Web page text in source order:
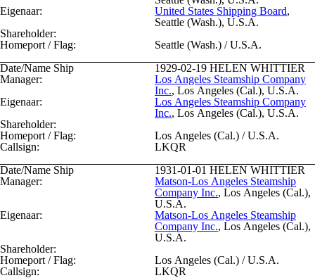
Eigenaar:
United States Shipping Board,
Seattle (Wash.), U.S.A.
Shareholder:
Homeport / Flag:
Seattle (Wash.) / U.S.A.
Date/Name Ship
1929-02-19 HELEN WHITTIER
Manager:
Los Angeles Steamship Company
Inc., Los Angeles (Cal.), U.S.A.
Eigenaar:
Los Angeles Steamship Company
Inc., Los Angeles (Cal.), U.S.A.
Shareholder:
Homeport / Flag:
Los Angeles (Cal.) / U.S.A.
Callsign:
LKQR
Date/Name Ship
1931-01-01 HELEN WHITTIER
Manager:
Matson-Los Angeles Steamship
Company Inc., Los Angeles (Cal.),
U.S.A.
Eigenaar:
Matson-Los Angeles Steamship
Company Inc., Los Angeles (Cal.),
U.S.A.
Shareholder:
Homeport / Flag:
Los Angeles (Cal.) / U.S.A.
Callsign:
LKQR